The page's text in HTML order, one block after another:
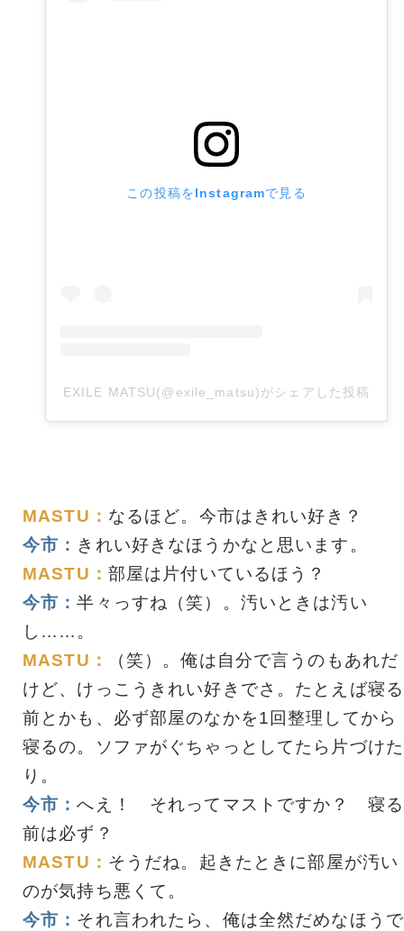
この投稿をInstagramで見る
EXILE MATSU(@exile_matsu)がシェアした投稿
MASTU： なるほど。今市はきれい好き？
今市： きれい好きなほうかなと思います。
MASTU： 部屋は片付いているほう？
今市：半々っすね（笑）。汚いときは汚い
し……。
MASTU：
（笑）。俺は自分で言うのもあれだ
けど、けっこうきれい好きでさ。たとえば寝る
前とかも、必ず部屋のなかを1回整理してから
寝るの。ソファがぐちゃっとしてたら片づけた
り。
今市：へえ！ それってマストですか？ 寝る
前は必ず？
MASTU： そうだね。起きたときに部屋が汚い
のが気持ち悪くて。
今市： それ言われたら、俺は全然だめなほうで